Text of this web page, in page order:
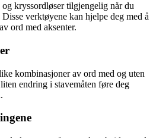
kryssordløser tilgjengelig når du
verktøyene kan hjelpe deg med å
ord med aksenter.
kombinasjoner av ord med og uten
endring i stavemåten føre deg